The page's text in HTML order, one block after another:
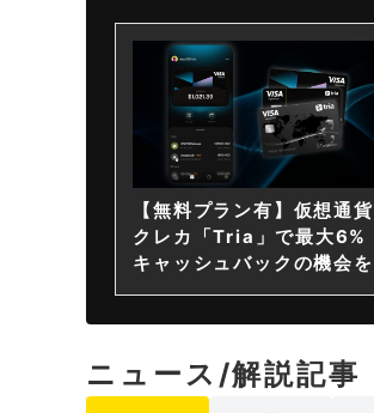
【無料プラン有】仮想通貨
クレカ「Tria」で最大6%
キャッシュバックの機会を
ニュース/解説記事